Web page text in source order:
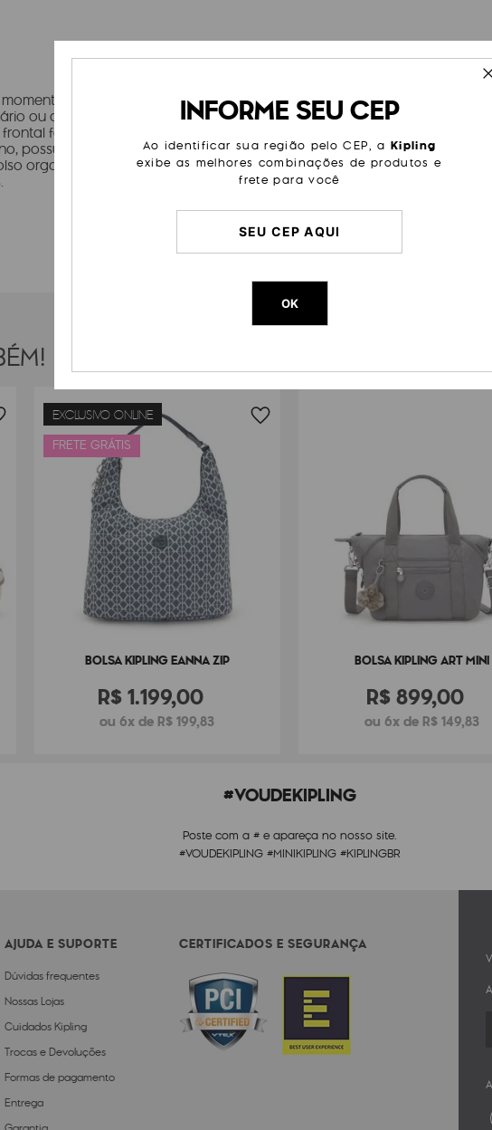
de lazer. Desde um passeio no
ou até mesmo uma pequena mala de
fechado com zíper em seu lado
possui um porta-chaves, um bolso
organizer para manter seus itens
Cor
Modelo
Tamanho
Litragem
EXCLUSIVO ONLINE
FRETE GRÁTIS
BOLSA KIPLING EANNA ZIP
R$1.199,00
ou 6x de R$ 199,83
BOLSA KIPLING ART MINI
R$899,00
ou 6x de R$ 149,83
#VOUDEKIPLING
Poste com a # e apareça no nosso site.
#VOUDEKIPLING #MINIKIPLING #KIPLINGBR
AJUDA E SUPORTE
Dúvidas frequentes
Nossas Lojas
Cuidados Kipling
Trocas e Devoluções
Formas de pagamento
Entrega
CERTIFICADOS E SEGURANÇA
INFORME SEU CEP
Ao identificar sua região pelo CEP, a Kipling
exibe as melhores combinações de produtos e
frete para você
OK